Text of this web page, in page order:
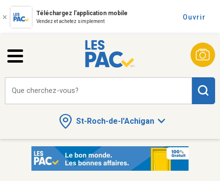
Téléchargez l'application mobile
Vendez et achetez simplement
Ouvrir
St-Roch-de-l'Achigan
Que cherchez-vous?